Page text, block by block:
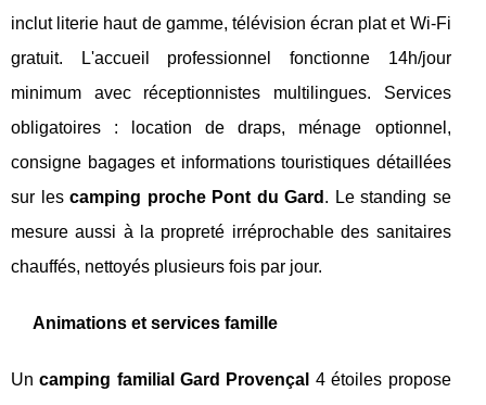
inclut literie haut de gamme, télévision écran plat et Wi-Fi
gratuit. L'accueil professionnel fonctionne 14h/jour
minimum avec réceptionnistes multilingues. Services
obligatoires : location de draps, ménage optionnel,
consigne bagages et informations touristiques détaillées
sur lescamping proche Pont du Gard . Le standing se
mesure aussi à la propreté irréprochable des sanitaires
chauffés, nettoyés plusieurs fois par jour.
Animations et services famille
Uncamping familial Gard Provençal 4 étoiles propose